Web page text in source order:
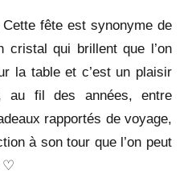
Cette fête est synonyme de
cristal qui brillent que l’on
la table et c’est un plaisir
au fil des années, entre
rapportés de voyage,
à son tour que l’on peut
♡